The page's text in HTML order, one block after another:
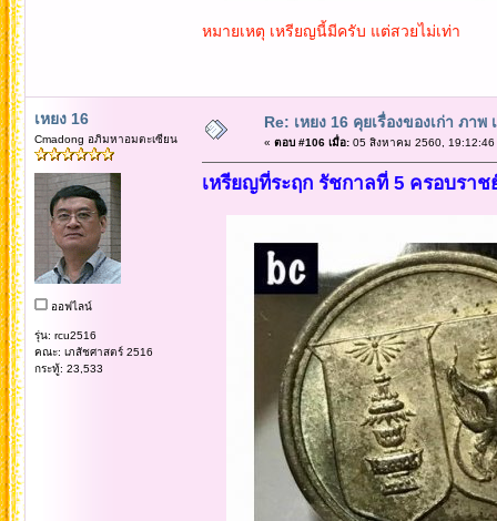
หมายเหตุ เหรียญนี้มีครับ แต่สวยไม่เท่า
เหยง 16
Cmadong อภิมหาอมตะเซียน
ออฟไลน์
รุ่น: rcu2516
คณะ: เภสัชศาสตร์ 2516
กระทู้: 23,533
Re: เหยง 16 คุยเรื่องของเก่า ภา
« ตอบ #106 เมื่อ:05 สิงหาคม 2560, 19:12:46
เหรียญที่ระฤก รัชกาลที่ 5 ครอบรา